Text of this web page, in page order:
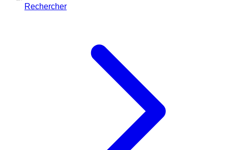
Rechercher